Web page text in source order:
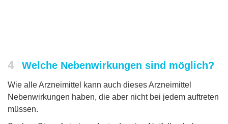
4 Welche Nebenwirkungen sind möglich?
Wie alle Arzneimittel kann auch dieses Arzneimittel
Nebenwirkungen haben, die aber nicht bei jedem auftreten
müssen.